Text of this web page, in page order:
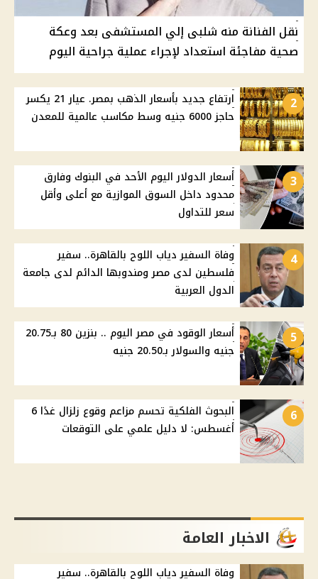
نقل الفنانة منه شلبى إلي المستشفى بعد وعكة
صحية مفاجئة استعداد لإجراء عملية جراحية اليوم
2
ارتفاع جديد بأسعار الذهب بمصر. عيار 21 يكسر
حاجز 6000 جنيه وسط مكاسب عالمية للمعدن
3
أسعار الدولار اليوم الأحد في البنوك وفارق
محدود داخل السوق الموازية مع أعلى وأقل
سعر للتداول
4
وفاة السفير دياب اللوح بالقاهرة.. سفير
فلسطين لدى مصر ومندوبها الدائم لدى جامعة
الدول العربية
5
أسعار الوقود في مصر اليوم .. بنزين 80 بـ20.75
جنيه والسولار بـ20.50 جنيه
6
البحوث الفلكية تحسم مزاعم وقوع زلزال غدًا 6
أغسطس: لا دليل علمي على التوقعات
الاخبار العامة
وفاة السفير دياب اللوح بالقاهرة.. سفير